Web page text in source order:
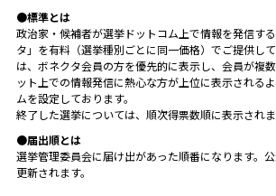
●標準とは
政治家・候補者が選挙ドットコム上で情報を発信す
タ」を有料（選挙種別ごとに同一価格）でご提供し
は、ボネクタ会員の方を優先的に表示し、会員が複
ット上での情報発信に熱心な方が上位に表示される
ムを設定しております。
終了した選挙については、順次得票数順に表示されま
●届出順とは
選挙管理委員会に届け出があった順番になります。
更新されます。